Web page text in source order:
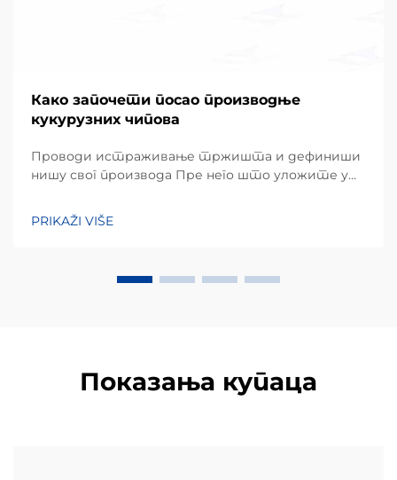
Како започети посао производње
кукурузних чипова
Проводи истраживање тржишта и дефиниши
нишу свог производа Пре него што уложите у
разумевањем преференција локалних
потрошача. Кукурузни чипови, углавном
PRIKAŽI VIŠE
Показања купаца